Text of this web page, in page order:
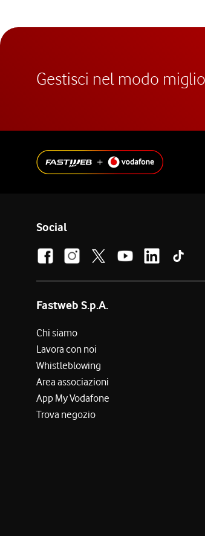
Gestisci nel modo
Social
Fastweb S.p.A.
Chi siamo
Lavora con noi
Whistleblowing
Area associazioni
App My Vodafone
Trova negozio